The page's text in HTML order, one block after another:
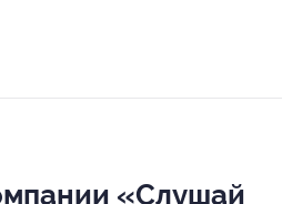
«Слушай